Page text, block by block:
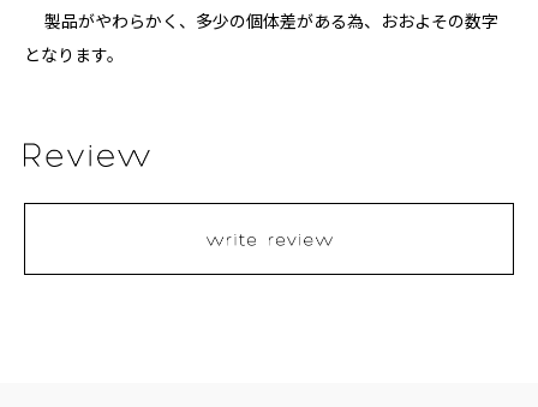
製品がやわらかく、多少の個体差がある為、おおよその数字
となります。